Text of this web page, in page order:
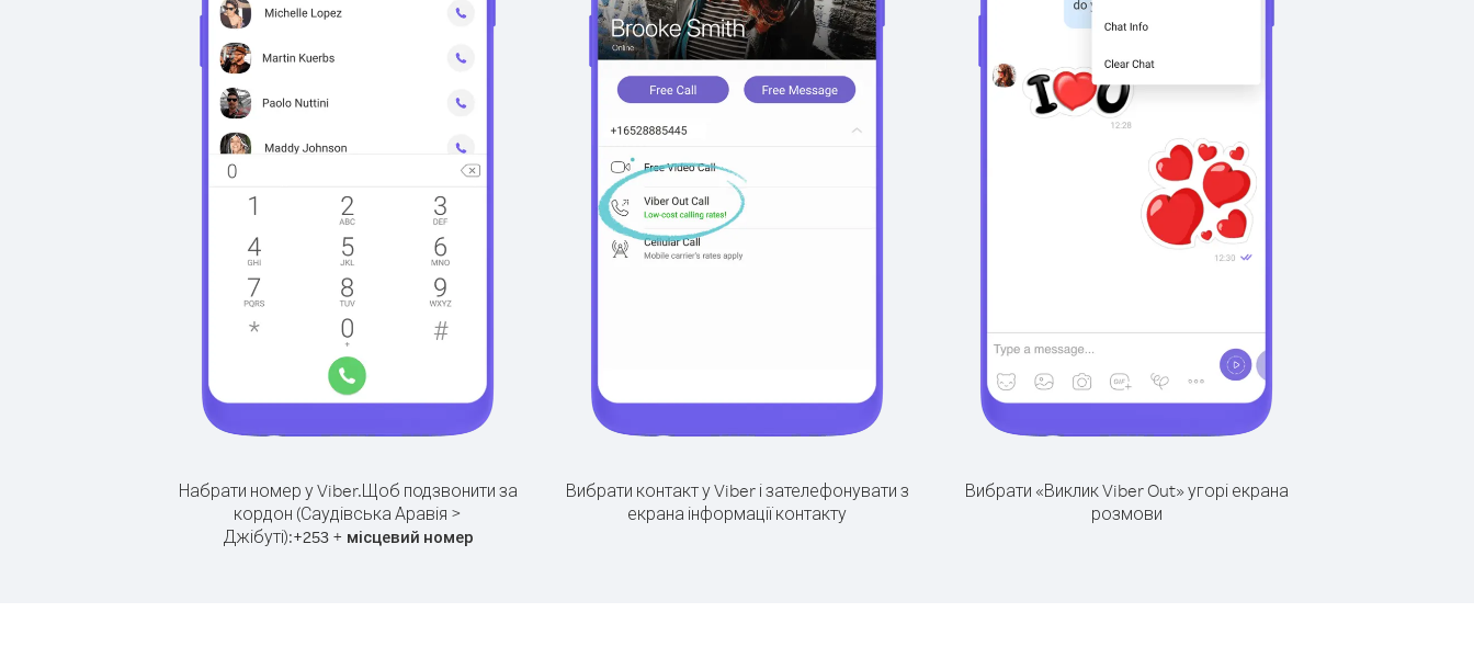
Набрати номер у Viber.Щоб подзвонити за
кордон (Саудівська Аравія >
Джібуті):+253+ місцевий номер
Вибрати контакт у Viber і зателефонувати з
екрана інформації контакту
Вибрати «Виклик Viber Out» угорі екрана
розмови